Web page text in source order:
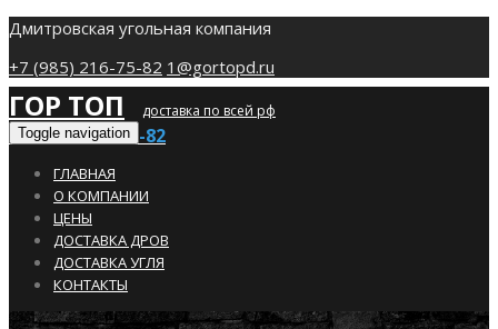
Дмитровская угольная компания
+7 (985) 216-75-82 1@gortopd.ru
ГОР ТОП доставка по всей рф
+7 (985) 216-75-82
Toggle navigation
ГЛАВНАЯ
О КОМПАНИИ
ЦЕНЫ
ДОСТАВКА ДРОВ
ДОСТАВКА УГЛЯ
КОНТАКТЫ